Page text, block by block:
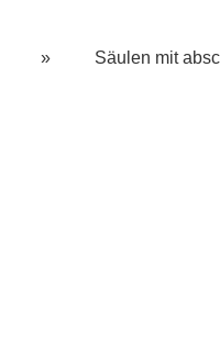
» Säulen mit